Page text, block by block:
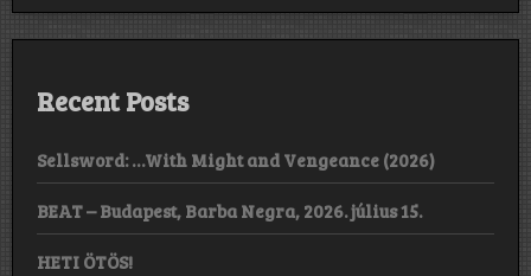
Recent Posts
Sellsword: …With Might and Vengeance (2026)
BEAT – Budapest, Barba Negra, 2026. július 15.
HETI ÖTÖS!